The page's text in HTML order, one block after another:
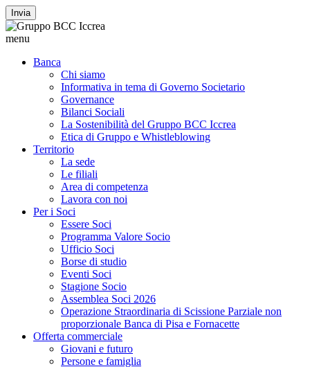
Invia
menu
Banca
Chi siamo
Informativa in tema di Governo Societario
Governance
Bilanci Sociali
La Sostenibilità del Gruppo BCC Iccrea
Etica di Gruppo e Whistleblowing
Territorio
La sede
Le filiali
Area di competenza
Lavora con noi
Per i Soci
Essere Soci
Programma Valore Socio
Ufficio Soci
Borse di studio
Eventi Soci
Stagione Socio
Assemblea Soci 2026
Operazione Straordinaria di Scissione Parziale non
proporzionale Banca di Pisa e Fornacette
Offerta commerciale
Giovani e futuro
Persone e famiglia